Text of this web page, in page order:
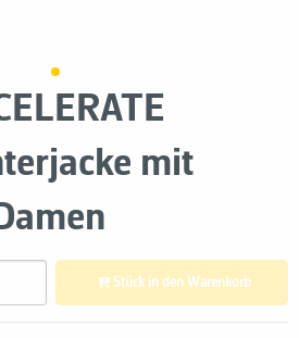
mit
Stück in den Warenkorb